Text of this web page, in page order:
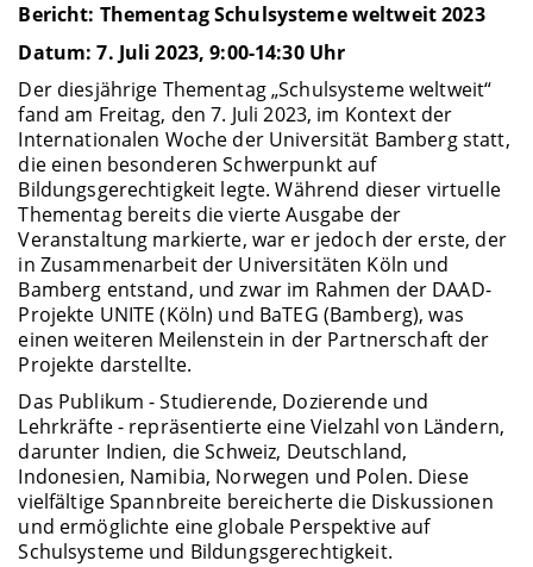
Bericht: Thementag Schulsysteme weltweit 2023
Datum: 7. Juli 2023, 9:00-14:30 Uhr
Der diesjährige Thementag „Schulsysteme weltweit“
fand am Freitag, den 7. Juli 2023, im Kontext der
Internationalen Woche der Universität Bamberg statt,
die einen besonderen Schwerpunkt auf
Bildungsgerechtigkeit legte. Während dieser virtuelle
Thementag bereits die vierte Ausgabe der
Veranstaltung markierte, war er jedoch der erste, der
in Zusammenarbeit der Universitäten Köln und
Bamberg entstand, und zwar im Rahmen der DAAD-
Projekte UNITE (Köln) und BaTEG (Bamberg), was
einen weiteren Meilenstein in der Partnerschaft der
Projekte darstellte.
Das Publikum - Studierende, Dozierende und
Lehrkräfte - repräsentierte eine Vielzahl von Ländern,
darunter Indien, die Schweiz, Deutschland,
Indonesien, Namibia, Norwegen und Polen. Diese
vielfältige Spannbreite bereicherte die Diskussionen
und ermöglichte eine globale Perspektive auf
Schulsysteme und Bildungsgerechtigkeit.